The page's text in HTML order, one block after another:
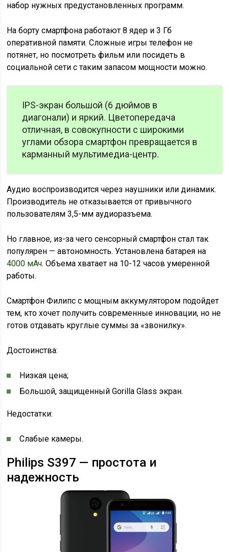
набор нужных предустановленных программ.
На борту смартфона работают 8 ядер и 3 Гб
оперативной памяти. Сложные игры телефон не
потянет, но посмотреть фильм или посидеть в
социальной сети с таким запасом мощности можно.
IPS-экран большой (6 дюймов в
диагонали) и яркий. Цветопередача
отличная, в совокупности с широкими
углами обзора смартфон превращается в
карманный мультимедиа-центр.
Аудио воспроизводится через наушники или динамик.
Производитель не отказывается от привычного
пользователям 3,5-мм аудиоразъема.
Но главное, из-за чего сенсорный смартфон стал так
популярен — автономность. Установлена батарея на
4000 мАч. Объема хватает на 10-12 часов умеренной
работы.
Смартфон Филипс с мощным аккумулятором подойдет
тем, кто хочет получить современные инновации, но не
готов отдавать круглые суммы за «звонилку».
Достоинства:
Низкая цена;
Большой, защищенный Gorilla Glass экран.
Недостатки:
Слабые камеры.
Philips S397 — простота и
надежность